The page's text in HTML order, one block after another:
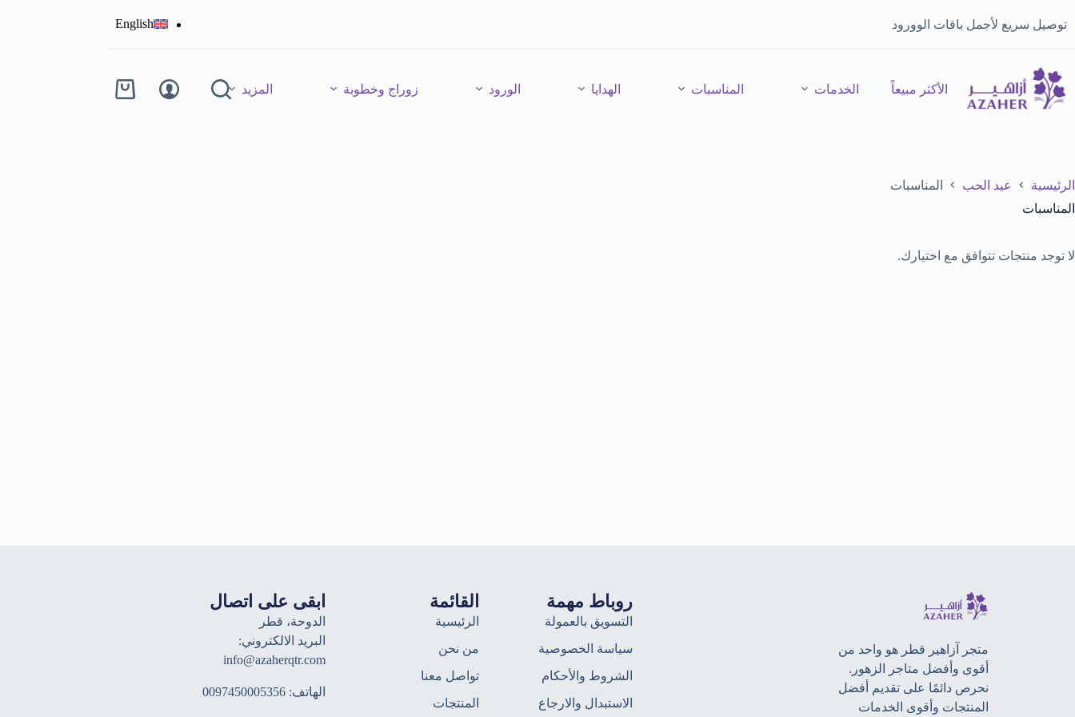
توصيل سريع لأجمل باقات الوورود English
الأكثر مبيعاً الخدمات المناسبات الهدايا الورود زوراج وخطوبة المزيد
الرئيسية عيد الحب
المناسبات
المناسبات
لا توجد منتجات تتوافق مع اختيارك.
متجر آزاهير قطر هو واحد من
أقوى وأفضل متاجر الزهور.
نحرص دائمًا على تقديم أفضل
المنتجات وأقوى الخدمات
روباط مهمة
التسويق بالعمولة
سياسة الخصوصية
الشروط والأحكام
الاستبدال والارجاع
القائمة
الرئيسية
من نحن
تواصل معنا
المنتجات
ابقى على اتصال
الدوحة، قطر
البريد الالكتروني:
info@azaherqtr.com
الهاتف: 0097450005356